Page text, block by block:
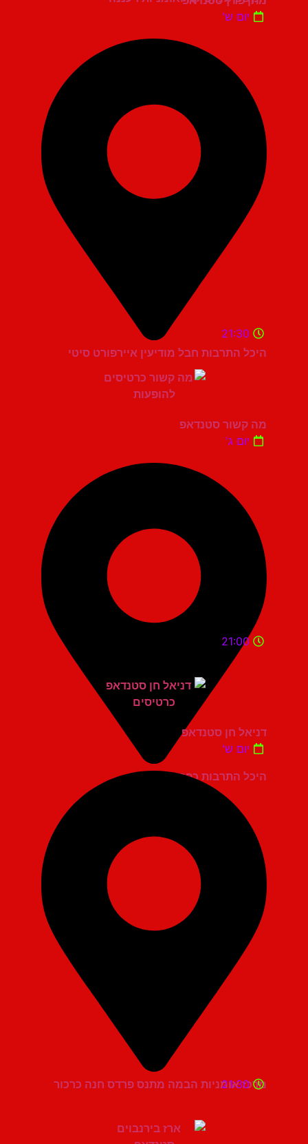
יום ש'
היכל התרבות חבל מודיעין איירפורט סיטי
21:30
מה קשור סטנדאפ
יום ג'
היכל התרבות כפר סבא
21:00
דניאל חן סטנדאפ
יום ש'
מרכז אומניות הבמה מתנס פרדס חנה כרכור
21:30